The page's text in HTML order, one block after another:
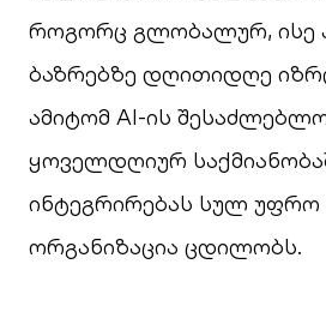
როგორც გლობალურ, ისე
ბაზრებზე დღითიდღე
ამიტომ AI-ის
ყოველდღიურ
ინტეგრირებას სულ უფრო
ორგანიზაცია ცდილობს.